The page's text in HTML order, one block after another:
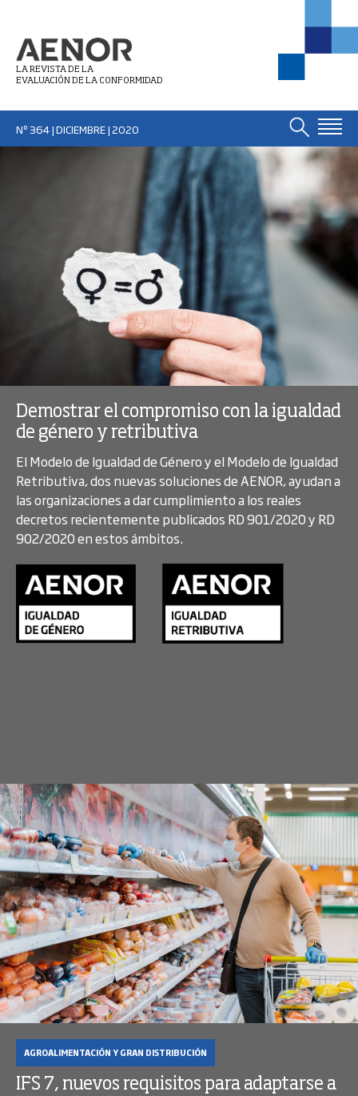
LA REVISTA DE LA
EVALUACIÓN DE LA CONFORMIDAD
Nº 364 | DICIEMBRE| 2020
Demostrar el compromiso con la igualdad
de género y retributiva
El Modelo de Igualdad de Género y el Modelo de Igualdad
Retributiva, dos nuevas soluciones de AENOR, ayudan a
las organizaciones a dar cumplimiento a los reales
decretos recientemente publicados RD 901/2020 y RD
902/2020 en estos ámbitos.
AGROALIMENTACIÓN Y GRAN DISTRIBUCIÓN
IFS 7, nuevos requisitos para adaptarse a